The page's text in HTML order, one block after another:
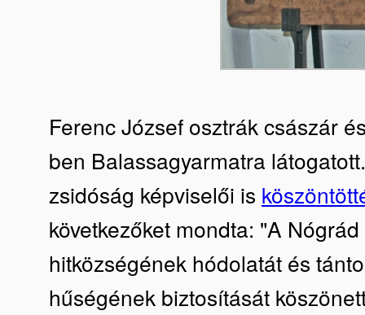
Ferenc József osztrák császár
ben Balassagyarmatra
zsidóság képviselői is
következőket mondta: "A
hitközségének hódolatát és
hűségének biztosítását